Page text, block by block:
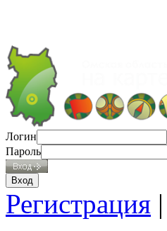
Логин
Пароль
Регистрация |